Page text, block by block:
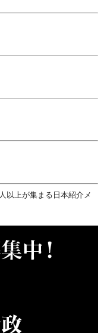
以上が集まる日本紹介メ